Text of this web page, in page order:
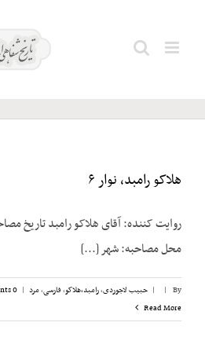
رحمت
هلاکو رامبد، نوار ۶
محل مصاحبه: شهر [...]
By
|
| حبیب لاجوردی,رامبد،‌هلاکو,فارسی,مرد |
0 Comments
Read More